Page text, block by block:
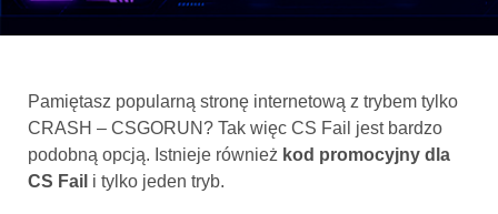
Pamiętasz popularną stronę internetową z trybem tylko
CRASH – CSGORUN? Tak więc CS Fail jest bardzo
podobną opcją. Istnieje również kod promocyjny dla
CS Fail i tylko jeden tryb.